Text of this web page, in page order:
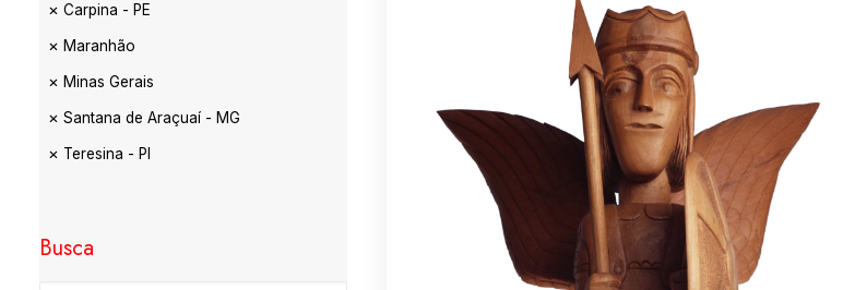
Carpina - PE
Maranhão
Minas Gerais
Santana de Araçuaí - MG
Teresina - PI
Busca